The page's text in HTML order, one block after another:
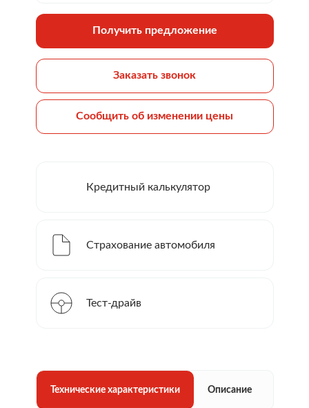
Получить предложение
Заказать звонок
Сообщить об изменении цены
Кредитный калькулятор
Страхование автомобиля
Тест-драйв
Технические характеристики Описание